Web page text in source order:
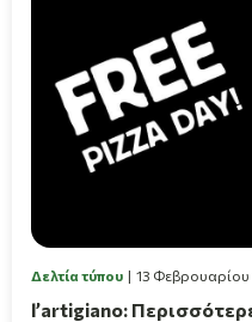
Δελτία τύπου 13
l’artigiano: